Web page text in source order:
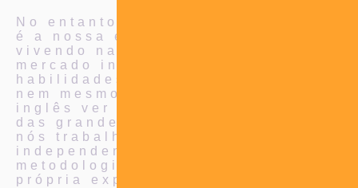
No entanto, o que nos diferencia
é a nossa experiência de 10 anos
vivendo na pele o que é um
mercado interiorano. Temos
habilidades e diferenciais que
nem mesmo 500 escritórios para
inglês ver possuem. Ao contrário
das grandes agências infladas,
nós trabalhamos de forma mais
independente, seguindo uma
metodologia que é fruto da minha
própria experiência.